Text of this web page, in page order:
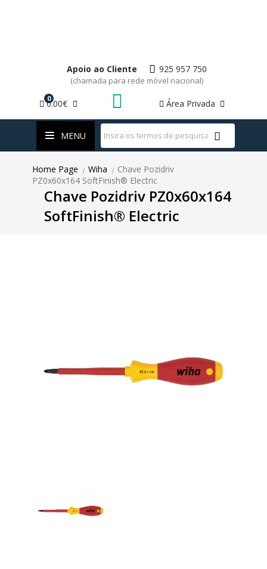
WhatsApp
Apoio ao Cliente 925 957 750
(chamada para rede móvel nacional)
Área Privada
0
0.00€
MENU
Home Page | Wiha | Chave Pozidriv
PZ0x60x164 SoftFinish® Electric
Chave Pozidriv PZ0x60x164
SoftFinish® Electric